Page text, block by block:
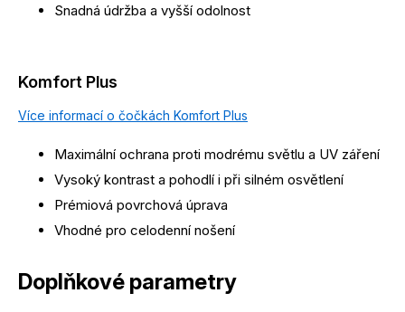
Snadná údržba a vyšší odolnost
Komfort Plus
Více informací o čočkách Komfort Plus
Maximální ochrana proti modrému světlu a UV záření
Vysoký kontrast a pohodlí i při silném osvětlení
Prémiová povrchová úprava
Vhodné pro celodenní nošení
Doplňkové parametry